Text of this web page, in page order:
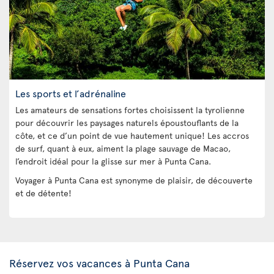
Les sports et l’adrénaline
Les amateurs de sensations fortes choisissent la tyrolienne
pour découvrir les paysages naturels époustouflants de la
côte, et ce d’un point de vue hautement unique! Les accros
de surf, quant à eux, aiment la plage sauvage de Macao,
l’endroit idéal pour la glisse sur mer à Punta Cana.
Voyager à Punta Cana est synonyme de plaisir, de découverte
et de détente!
Réservez vos vacances à Punta Cana